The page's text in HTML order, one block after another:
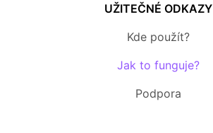
UŽITEČNÉ ODKAZY
Kde použít?
Jak to funguje?
Podpora